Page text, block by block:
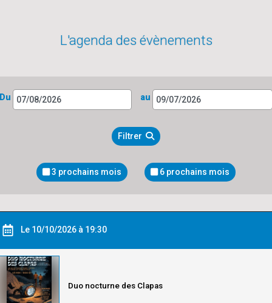
L'agenda des évènements
Du au
Filtrer
3 prochains mois 6 prochains mois
Le 10/10/2026 à 19:30
Duo nocturne des Clapas